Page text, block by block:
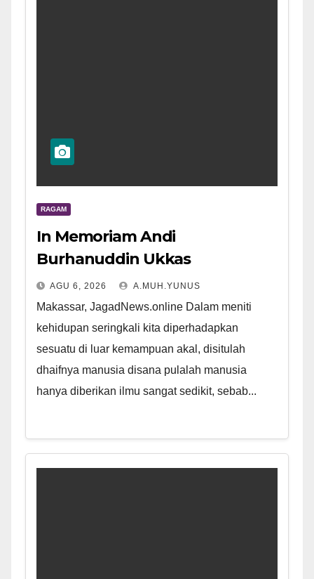
RAGAM
In Memoriam Andi
Burhanuddin Ukkas
AGU 6, 2026 A.MUH.YUNUS
Makassar, JagadNews.online Dalam meniti
kehidupan seringkali kita diperhadapkan
sesuatu di luar kemampuan akal, disitulah
dhaifnya manusia disana pulalah manusia
hanya diberikan ilmu sangat sedikit, sebab...